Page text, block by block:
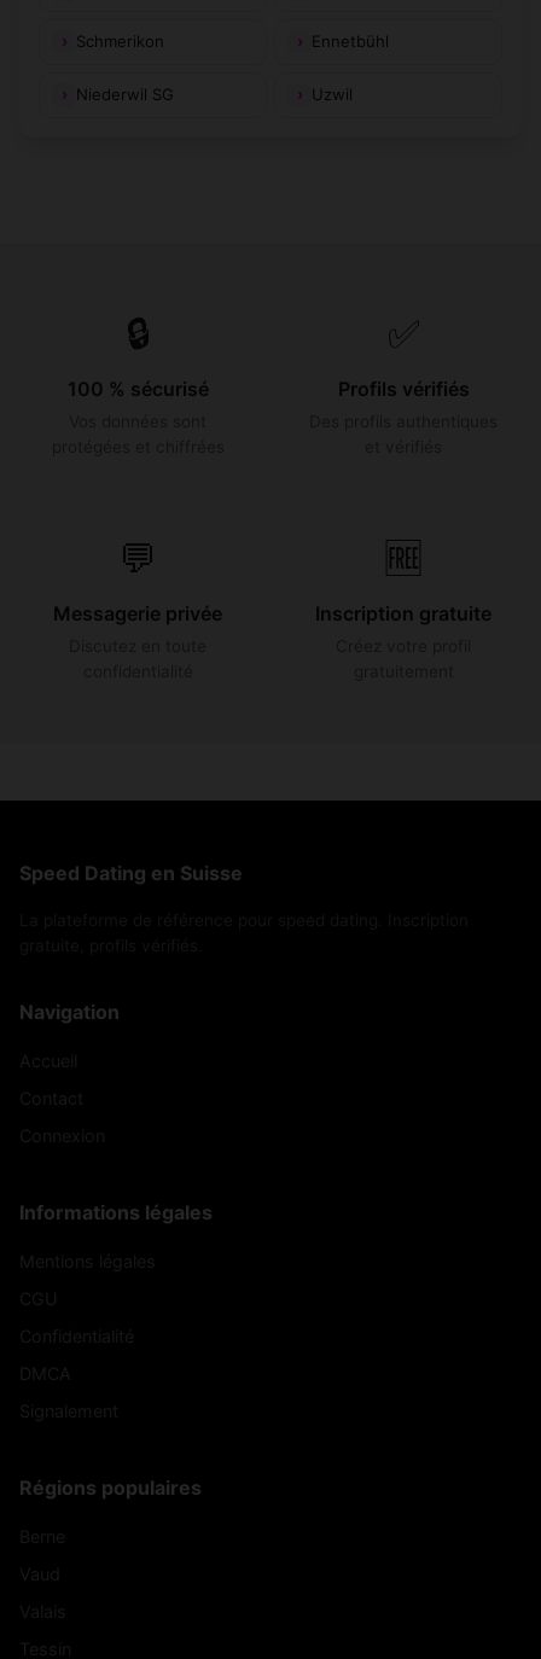
Schmerikon Ennetbühl
Niederwil SG Uzwil
🔒
100 % sécurisé
✅
Profils vérifiés
💬
Messagerie privée
🆓
Inscription gratuite
Speed Dating en Suisse
Navigation
Informations légales
Régions populaires